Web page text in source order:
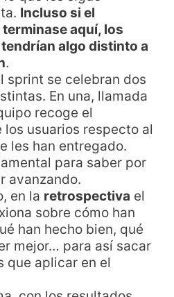
Incluso si el
aquí, los
algo distinto a
.
sprint se celebran dos
En una, llamada
recoge el
usuarios respecto al
les han entregado.
para saber por
avanzando.
en la retrospectiva el
sobre cómo han
han hecho bien, qué
mejor… para así sacar
que aplicar en el